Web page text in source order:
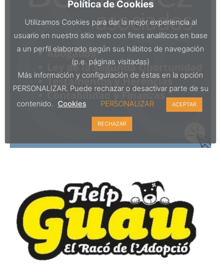
Política de Cookies
Utilizamos Cookies para dar la mejor experiencia al
usuario en nuestro sitio web con fines analíticos en base
a un perfil elaborado según sus hábitos de navegación
(p.e. páginas visitadas)
Más información y configuración de éstas en la opción
PERSONALIZAR. Puede rechazar o desactivar parte de su
contenido. Cookies PERSONALIZAR ACEPTAR
RECHAZAR